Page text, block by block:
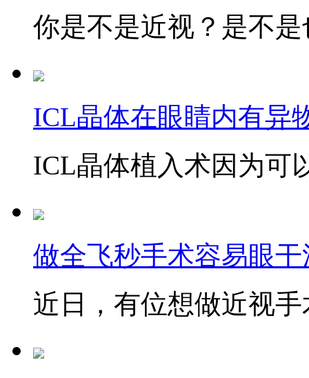
你是不是近视？是不
ICL晶体在眼睛内有异
ICL晶体植入术因为可
做全飞秒手术容易眼
近日，有位想做近视